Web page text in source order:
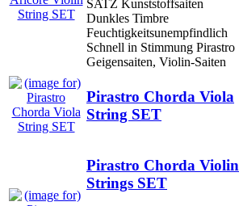
SATZ Kunststoffsaiten
Dunkles Timbre
Feuchtigkeitsunempfindlich
Schnell in Stimmung Pirastro
Geigensaiten, Violin-Saiten
Pirastro Chorda Viola
String SET
Pirastro Chorda Violin
Strings SET